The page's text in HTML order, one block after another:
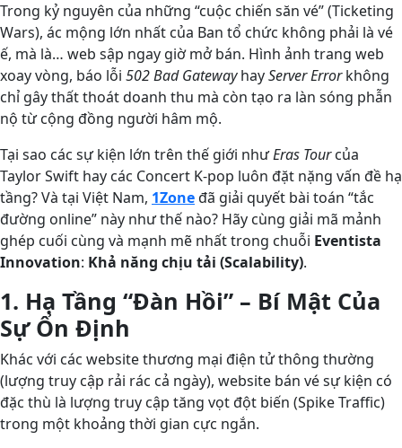
Trong kỷ nguyên của những “cuộc chiến săn vé” (Ticketing
Wars), ác mộng lớn nhất của Ban tổ chức không phải là vé
ế, mà là… web sập ngay giờ mở bán. Hình ảnh trang web
xoay vòng, báo lỗi 502 Bad GatewayhayServer Errorkhông
chỉ gây thất thoát doanh thu mà còn tạo ra làn sóng phẫn
nộ từ cộng đồng người hâm mộ.
Tại sao các sự kiện lớn trên thế giới nhưEras Tourcủa
Taylor Swift hay các Concert K-pop luôn đặt nặng vấn đề hạ
tầng? Và tại Việt Nam, 1Zoneđã giải quyết bài toán “tắc
đường online” này như thế nào? Hãy cùng giải mã mảnh
ghép cuối cùng và mạnh mẽ nhất trong chuỗi Eventista
Innovation: Khả năng chịu tải (Scalability).
1. Hạ Tầng “Đàn Hồi” – Bí Mật Của
Sự Ổn Định
Khác với các website thương mại điện tử thông thường
(lượng truy cập rải rác cả ngày), website bán vé sự kiện có
đặc thù là lượng truy cập tăng vọt đột biến (Spike Traffic)
trong một khoảng thời gian cực ngắn.